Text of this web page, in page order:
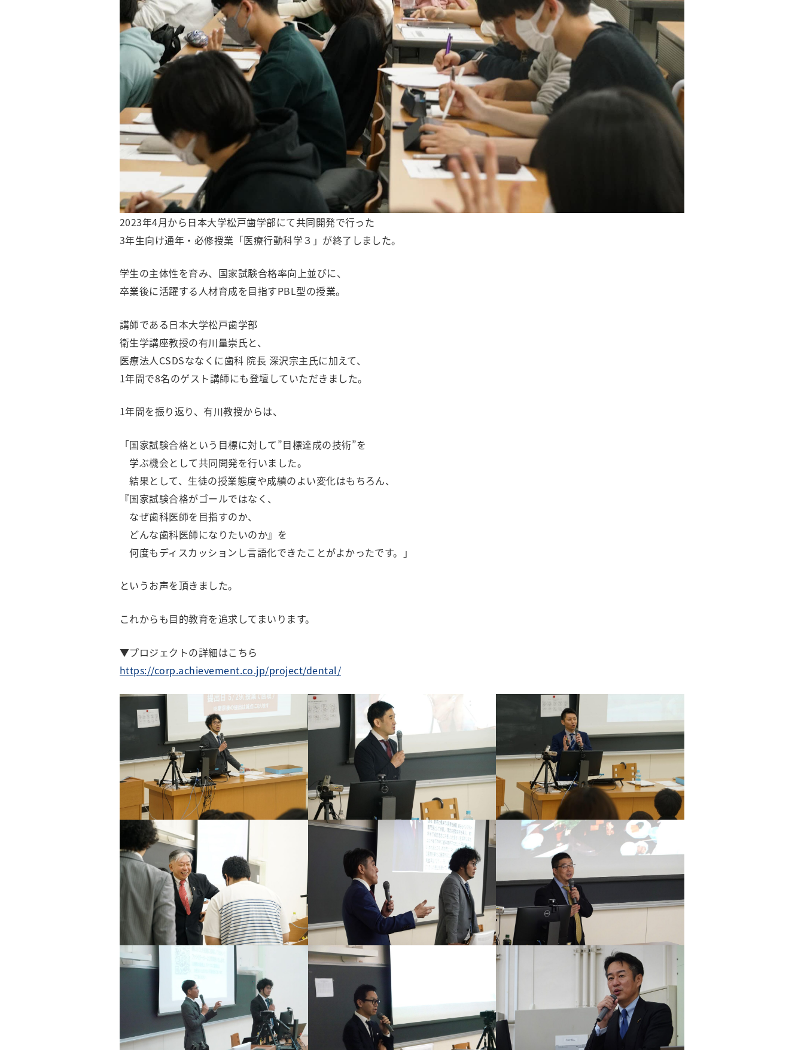
2023年4月から日本大学松戸歯学部にて共同開発で行った
3年生向け通年・必修授業「医療行動科学３」が終了しました。
学生の主体性を育み、国家試験合格率向上並びに、
卒業後に活躍する人材育成を目指すPBL型の授業。
講師である日本大学松戸歯学部
衛生学講座教授の有川量崇氏と、
医療法⼈CSDSななくに⻭科 院⻑ 深沢宗主⽒に加えて、
1年間で8名のゲスト講師にも登壇していただきました。
1年間を振り返り、有川教授からは、
「国家試験合格という目標に対して”目標達成の技術”を
学ぶ機会として共同開発を行いました。
結果として、生徒の授業態度や成績のよい変化はもちろん、
『国家試験合格がゴールではなく、
なぜ歯科医師を目指すのか、
どんな歯科医師になりたいのか』を
何度もディスカッションし言語化できたことがよかったです。」
というお声を頂きました。
これからも目的教育を追求してまいります。
▼プロジェクトの詳細はこちら
https://corp.achievement.co.jp/project/dental/